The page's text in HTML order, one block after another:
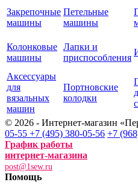
Закрепочные
машины
Петельные
машины
Колонковые
машины
Лапки и
приспособления
Аксессуары
для
вязальных
машин
Портновские
колодки
© 2026 - Интернет-магазин
05-55 +7 (495) 380-05-56 +7
График работы
интернет-магазина
post@1sew.ru
Помощь